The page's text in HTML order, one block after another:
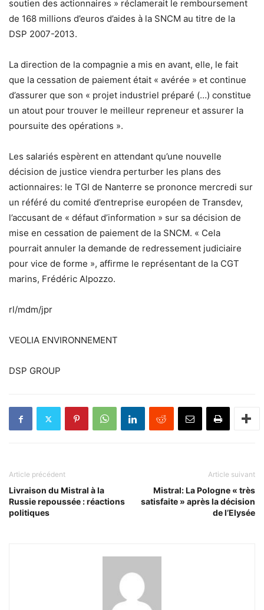
soutien des actionnaires » réclamerait le remboursement
de 168 millions d’euros d’aides à la SNCM au titre de la
DSP 2007-2013.
La direction de la compagnie a mis en avant, elle, le fait
que la cessation de paiement était « avérée » et continue
d’assurer que son « projet industriel préparé (…) constitue
un atout pour trouver le meilleur repreneur et assurer la
poursuite des opérations ».
Les salariés espèrent en attendant qu’une nouvelle
décision de justice viendra perturber les plans des
actionnaires: le TGI de Nanterre se prononce mercredi sur
un référé du comité d’entreprise européen de Transdev,
l’accusant de « défaut d’information » sur sa décision de
mise en cessation de paiement de la SNCM. « Cela
pourrait annuler la demande de redressement judiciaire
pour vice de forme », affirme le représentant de la CGT
marins, Frédéric Alpozzo.
rl/mdm/jpr
VEOLIA ENVIRONNEMENT
DSP GROUP
Article précédent
Livraison du Mistral à la
Russie repoussée : réactions
politiques
Article suivant
Mistral: La Pologne « très
satisfaite » après la décision
de l’Elysée